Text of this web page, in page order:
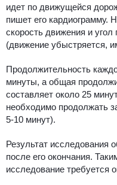
идет по движущейся
пишет его кардиограмму.
скорость движения и
(движение убыстряется,
Продолжительность
минуты, а общая
составляет около 25
необходимо продолжать
5-10 минут).
Результат исследования
после его окончания.
исследование требуется